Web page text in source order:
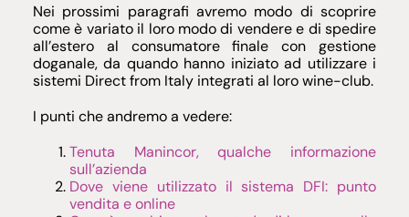
Nei prossimi paragrafi avremo modo di scoprire
come è variato il loro modo di vendere e di spedire
all’estero al consumatore finale con gestione
doganale, da quando hanno iniziato ad utilizzare i
sistemi Direct from Italy integrati al loro wine-club.
I punti che andremo a vedere:
Tenuta Manincor, qualche informazione
sull’azienda
Dove viene utilizzato il sistema DFI: punto
vendita e online